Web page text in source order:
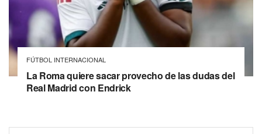
FÚTBOL INTERNACIONAL
La Roma quiere sacar provecho de las dudas del
Real Madrid con Endrick